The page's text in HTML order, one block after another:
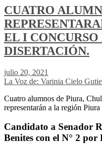
CUATRO
EL I
DISERTACIÓN.
julio 20, 2021
La Voz de: Varinia Cielo
Cuatro alumnos de Piura,
representarán a la región
Candidato a Senador
Benites con el N° 2 por